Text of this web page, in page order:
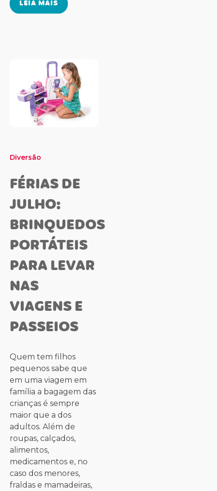
LEIA MAIS
Diversão
FÉRIAS DE
JULHO:
BRINQUEDOS
PORTÁTEIS
PARA LEVAR
NAS
VIAGENS E
PASSEIOS
Quem tem filhos
pequenos sabe que
em uma viagem em
família a bagagem das
crianças é sempre
maior que a dos
adultos. Além de
roupas, calçados,
alimentos,
medicamentos e, no
caso dos menores,
fraldas e mamadeiras,